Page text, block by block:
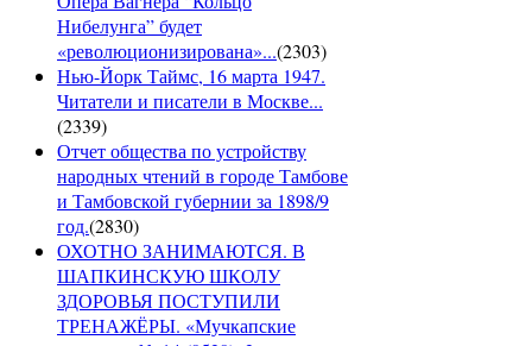
Нибелунга” будет
«революционизирована»...(2303)
Нью-Йорк Таймс, 16 марта 1947.
Читатели и писатели в Москве...
(2339)
Отчет общества по устройству
народных чтений в городе Тамбове
и Тамбовской губернии за 1898/9
год.(2830)
ОХОТНО ЗАНИМАЮТСЯ. В
ШАПКИНСКУЮ ШКОЛУ
ЗДОРОВЬЯ ПОСТУПИЛИ
ТРЕНАЖЁРЫ. «Мучкапские